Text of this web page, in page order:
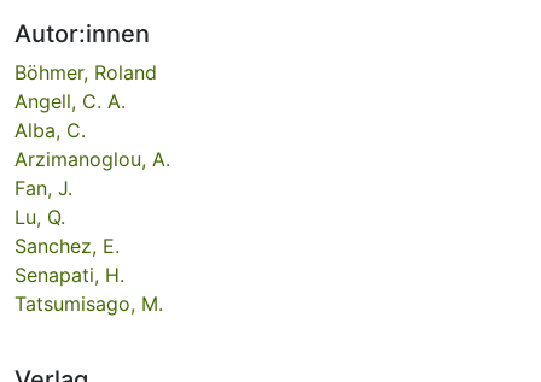
Autor:innen
Böhmer, Roland
Angell, C. A.
Alba, C.
Arzimanoglou, A.
Fan, J.
Lu, Q.
Sanchez, E.
Senapati, H.
Tatsumisago, M.